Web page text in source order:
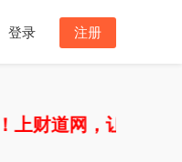
登录 注册
财道网，让财富上